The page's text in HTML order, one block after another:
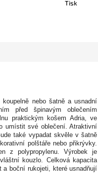
Tisk
nebo šatně a usnadní
před špinavým oblečením
praktickým košem Adria, ve
umístit své oblečení. Atraktivní
také vypadat skvěle v šatně
polštáře nebo přikrývky.
z polypropylenu. Výrobek je
kouzlo. Celková kapacita
boční rukojeti, které usnadňují